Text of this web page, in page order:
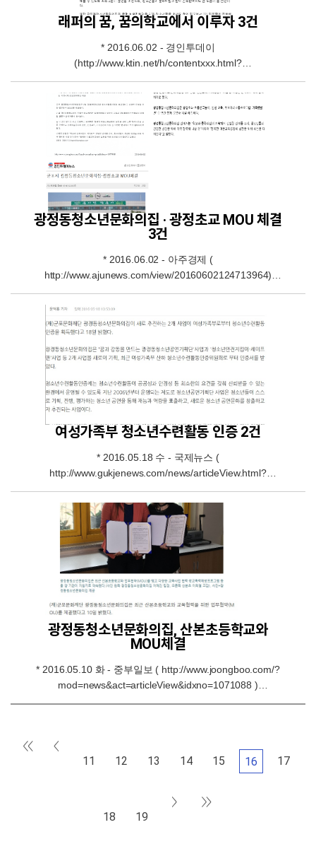
래퍼의 꿈, 꿈의학교에서 이루자 3건
* 2016.06.02 - 경인투데이
(http://www.ktin.net/h/contentxxx.html?
idx=229532&code=newsbd&hmidx=20&pn=1&map_en=0
) 2016.06.02 - 중부일보 (http://www.joongboo.com/?
mod=news&act=articleView&idxno=1078043) 2016.06.03
- 현대일보
광정동청소년문화의집 · 광정초교 MOU 체결
3건
* 2016.06.02 - 아주경제 (
http://www.ajunews.com/view/20160602124713964)
2016.06.02 - 중부일보 (http://www.joongboo.com/?
mod=news&act=articleView&idxno=1077918) 2016.06.02
- 경인투데이 (http://www.ktin.net/h/contentxxx.html?
code=newsbd&idx=229531&hmidx=9)
여성가족부 청소년수련활동 인증 2건
* 2016.05.18 수 - 국제뉴스 (
http://www.gukjenews.com/news/articleView.html?
idxno=482379 ) 2016.05.18 수 - 경인일보 (
http://www.kyeongin.com/main/view.php?
key=20160518010006497 )
광정동청소년문화의집, 산본초등학교와
MOU체결
* 2016.05.10 화 - 중부일보 ( http://www.joongboo.com/?
mod=news&act=articleView&idxno=1071088 )
2016.05.10 화 - 경기일보 ( http://www.kyeonggi.com/?
http://www.ajunews.com/view/20160510112017125 )
2016.05.10 화 - 국제뉴스 (
key=20160518010006497 )
11 12 13 14 15 16 17
18 19